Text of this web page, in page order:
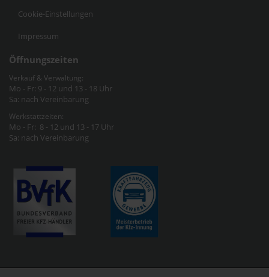
Cookie-Einstellungen
Impressum
Öffnungszeiten
Verkauf & Verwaltung:
Mo - Fr: 9 - 12 und 13 - 18 Uhr
Sa: nach Vereinbarung
Werkstattzeiten:
Mo - Fr: 8 - 12 und 13 - 17 Uhr
Sa: nach Vereinbarung